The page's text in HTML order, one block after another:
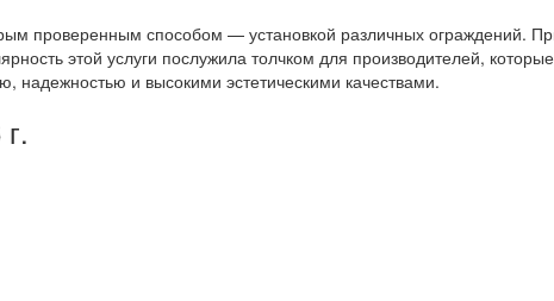
проверенным способом — установкой различных ограждений.
этой услуги послужила толчком для производителей,
надежностью и высокими эстетическими качествами.